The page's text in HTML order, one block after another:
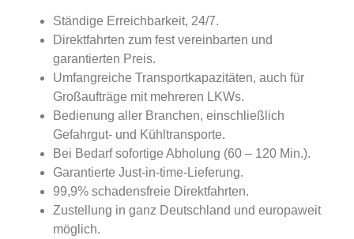
Ständige Erreichbarkeit, 24/7.
Direktfahrten zum fest vereinbarten und
garantierten Preis.
Umfangreiche Transportkapazitäten, auch für
Großaufträge mit mehreren LKWs.
Bedienung aller Branchen, einschließlich
Gefahrgut- und Kühltransporte.
Bei Bedarf sofortige Abholung (60 – 120 Min.).
Garantierte Just-in-time-Lieferung.
99,9% schadensfreie Direktfahrten.
Zustellung in ganz Deutschland und europaweit
möglich.